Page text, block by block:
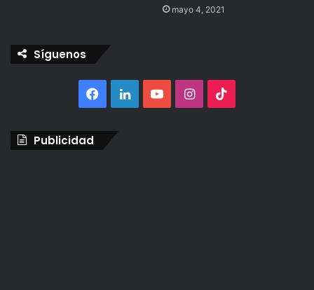
mayo 4, 2021
Síguenos
Facebook
LinkedInYouTubeInstagram
Publicidad